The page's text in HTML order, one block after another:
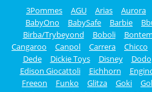
3Pommes AGU Arias Aurora
BabyOno
BabySafe Barbie
Birba/Trybeyond
Boboli
Cangaroo
Canpol Carrera Chicco
Dede
Dickie Toys Disney Dodo
Edison Giocattoli
Eichhorn
Freeon
Funko Glitza Goki